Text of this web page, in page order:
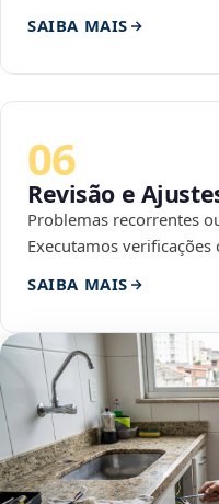
SAIBA MAIS
06
Revisão e
Problemas recorrentes
Executamos verificações
SAIBA MAIS